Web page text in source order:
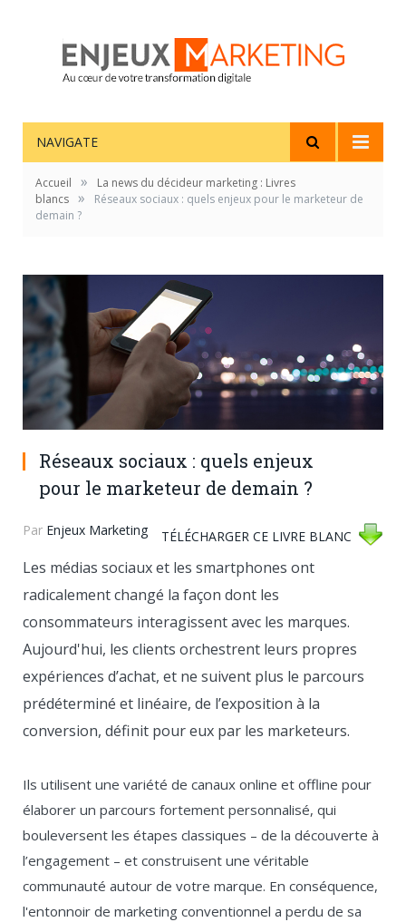
NAVIGATE
Accueil »
La news du décideur marketing : Livres
blancs »
Réseaux sociaux : quels enjeux pour le marketeur de
demain ?
Réseaux sociaux : quels enjeux
pour le marketeur de demain ?
Par Enjeux Marketing TÉLÉCHARGER CE LIVRE BLANC
Les médias sociaux et les smartphones ont
radicalement changé la façon dont les
consommateurs interagissent avec les marques.
Aujourd'hui, les clients orchestrent leurs propres
expériences d’achat, et ne suivent plus le parcours
prédéterminé et linéaire, de l’exposition à la
conversion, définit pour eux par les marketeurs.
Ils utilisent une variété de canaux online et offline pour
élaborer un parcours fortement personnalisé, qui
bouleversent les étapes classiques – de la découverte à
l’engagement – et construisent une véritable
communauté autour de votre marque. En conséquence,
l'entonnoir de marketing conventionnel a perdu de sa